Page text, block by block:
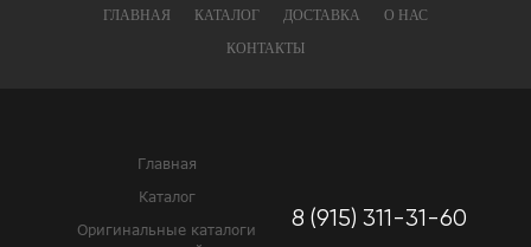
ГЛАВНАЯ КАТАЛОГ ДОСТАВКА
О НАС
КОНТАКТЫ
Главная
Каталог
Оригинальные каталоги
8 (915) 311-31-60